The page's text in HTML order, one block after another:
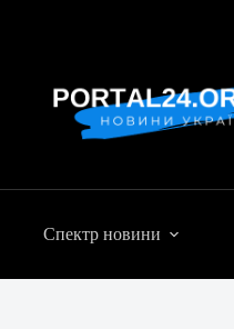
Спектр новини